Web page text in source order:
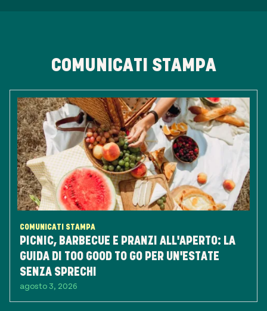
COMUNICATI STAMPA
COMUNICATI STAMPA
PICNIC, BARBECUE E PRANZI ALL'APERTO: LA
GUIDA DI TOO GOOD TO GO PER UN'ESTATE
SENZA SPRECHI
agosto 3, 2026